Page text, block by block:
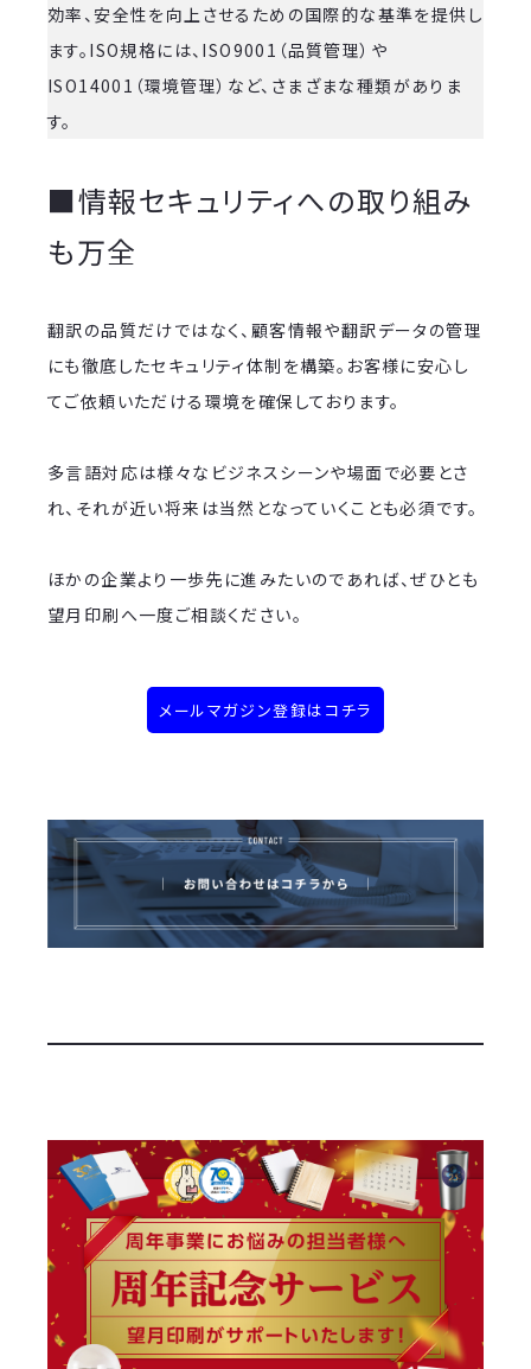
効率、安全性を向上させるための国際的な基準を提供し
ます。ISO規格には、ISO9001（品質管理）や
ISO14001（環境管理）など、さまざまな種類がありま
す。
■情報セキュリティへの取り組み
も万全
翻訳の品質だけではなく、顧客情報や翻訳データの管理
にも徹底したセキュリティ体制を構築。お客様に安心し
てご依頼いただける環境を確保しております。
多言語対応は様々なビジネスシーンや場面で必要とさ
れ、それが近い将来は当然となっていくことも必須です。
ほかの企業より一歩先に進みたいのであれば、ぜひとも
望月印刷へ一度ご相談ください。
メールマガジン登録はコチラ